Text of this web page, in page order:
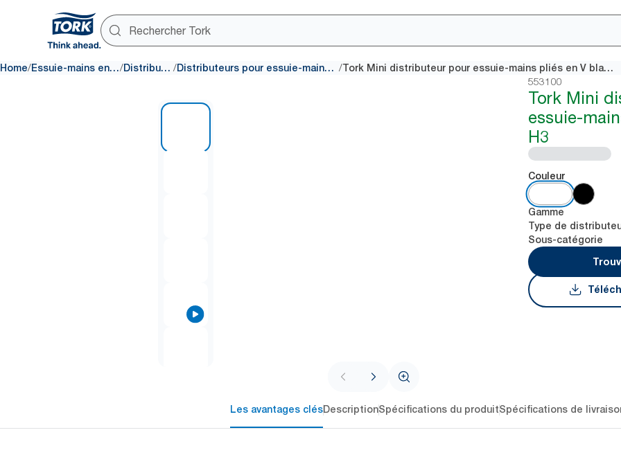
Home/ Essuie-mains en papier/ Distributeurs / Distributeurs pour essuie-mains pliés en V / Tork Mini distributeur pour essuie-mains pliés en V blanc H3
553100
Tork Mini
essuie-
H3
Couleur
Gamme
Type de
Sous-catégorie
Les avantages clésDescriptionSpécifications du produitSpécifications de